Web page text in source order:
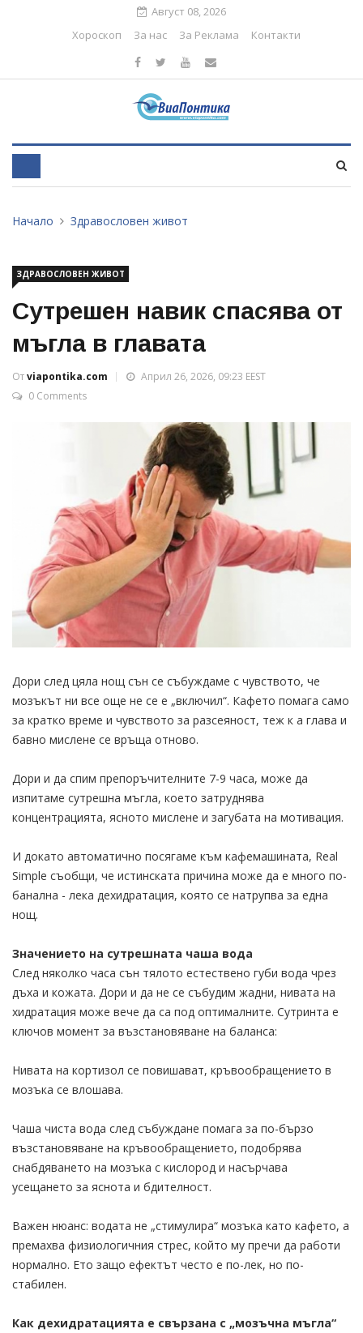
Август 08, 2026
Хороскоп
За нас За Реклама Контакти
Начало Здравословен живот
ЗДРАВОСЛОВЕН ЖИВОТ
Сутрешен навик спасява от
мъгла в главата
Отviapontika.com
Април 26, 2026, 09:23 EEST
0 Comments
Дори след цяла нощ сън се събуждаме с чувството, че
мозъкът ни все още не се е „включил“. Кафето помага само
за кратко време и чувството за разсеяност, теж к а глава и
бавно мислене се връща отново.
Дори и да спим препоръчителните 7-9 часа, може да
изпитаме сутрешна мъгла, което затруднява
концентрацията, ясното мислене и загубата на мотивация.
И докато автоматично посягаме към кафемашината, Real
Simple съобщи, че истинската причина може да е много по-
банална - лека дехидратация, която се натрупва за една
нощ.
Значението на сутрешната чаша вода
След няколко часа сън тялото естествено губи вода чрез
дъха и кожата. Дори и да не се събудим жадни, нивата на
хидратация може вече да са под оптималните. Сутринта е
ключов момент за възстановяване на баланса:
Нивата на кортизол се повишават, кръвообращението в
мозъка се влошава.
Чаша чиста вода след събуждане помага за по-бързо
възстановяване на кръвообращението, подобрява
снабдяването на мозъка с кислород и насърчава
усещането за яснота и бдителност.
Важен нюанс: водата не „стимулира“ мозъка като кафето, а
премахва физиологичния стрес, който му пречи да работи
нормално. Ето защо ефектът често е по-лек, но по-
стабилен.
Как дехидратацията е свързана с „мозъчна мъгла“